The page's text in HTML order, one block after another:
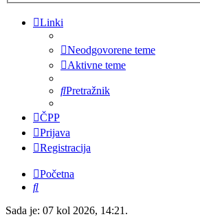
Linki
Neodgovorene teme
Aktivne teme
Pretražnik
ČPP
Prijava
Registracija
Početna
Pretražnik
Sada je: 07 kol 2026, 14:21.